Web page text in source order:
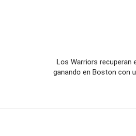
Los Warriors recuperan
ganando en Boston con